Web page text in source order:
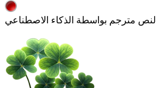
النص مترجم بواسطة الذكاء الاصطناعي